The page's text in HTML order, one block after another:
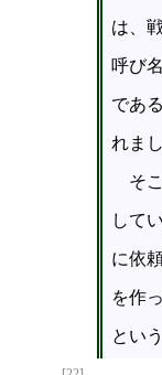
は、
呼び
であ
れまし
そ
して
に依
を作
とい